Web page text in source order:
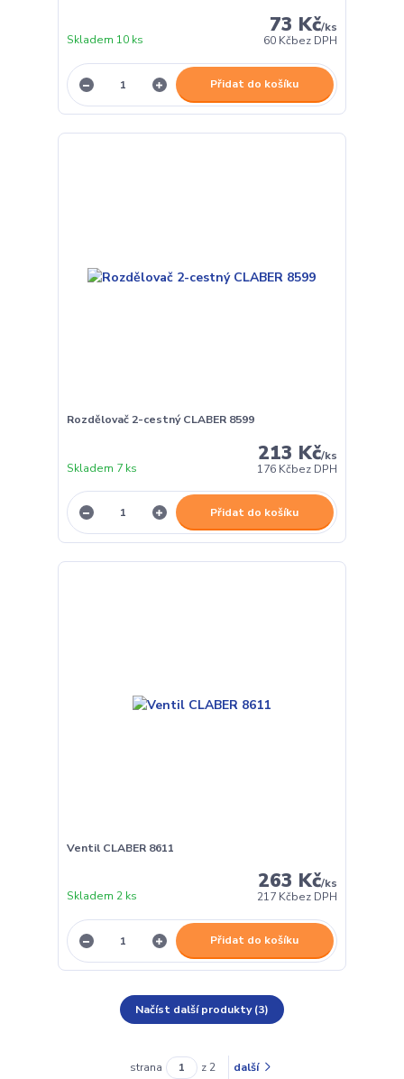
73 Kč/ks
60 Kčbez DPH
Skladem 10 ks
Přidat do košíku
Rozdělovač 2-cestný CLABER 8599
213 Kč/ks
176 Kčbez DPH
Skladem 7 ks
Přidat do košíku
Ventil CLABER 8611
263 Kč/ks
217 Kčbez DPH
Skladem 2 ks
Přidat do košíku
Načíst další produkty (3)
strana z 2 další